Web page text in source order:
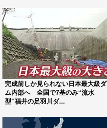
完成前しか見られない日本最大級ダ
ム内部へ 全国で7基のみ“流水
型”福井の足羽川ダ...